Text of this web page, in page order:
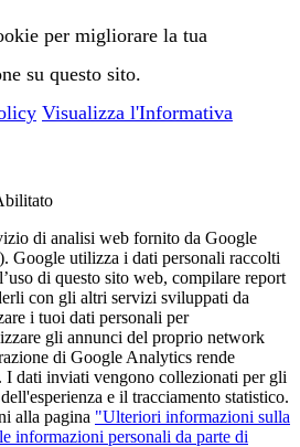
per migliorare la tua
su questo sito.
Visualizza l'Informativa
di analisi web fornito da Google
Google utilizza i dati personali raccolti
di questo sito web, compilare report
con gli altri servizi sviluppati da
i tuoi dati personali per
gli annunci del proprio network
di Google Analytics rende
dati inviati vengono collezionati per gli
e il tracciamento statistico.
alla pagina "Ulteriori informazioni sulla
informazioni personali da parte di